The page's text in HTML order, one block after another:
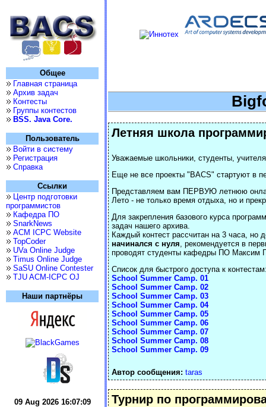
Общее
Главная страница
Архив задач
Контесты
Группы контестов
BSS. Java Core.
Пользователь
Войти в систему
Регистрация
Справка
Ссылки
Центр подготовки
программистов
Кафедра ПО
SnarkNews
ACM ICPC Website
TopCoder
UVa Online Judge
Timus Online Judge
SaSU Online Contester
TJU ACM-ICPC OJ
Наши партнёры
09 Aug 2026 16:07:10
Летняя школа
Уважаемые школьники, студенты,
Еще не все проекты "BACS" стартуют в
Представляем вам ПЕРВУЮ летнюю
Лето - не только время отдыха, но и
Для закрепления базового курса
задач нашего архива.
Каждый контест рассчитан на 3 часа, но
начинался с нуля, рекомендуется в
проводят студенты кафедры ПО Максим
Список для быстрого доступа к
School Summer Camp. 01
School Summer Camp. 02
School Summer Camp. 03
School Summer Camp. 04
School Summer Camp. 05
School Summer Camp. 06
School Summer Camp. 07
School Summer Camp. 08
School Summer Camp. 09
Автор сообщения: taras
Турнир по